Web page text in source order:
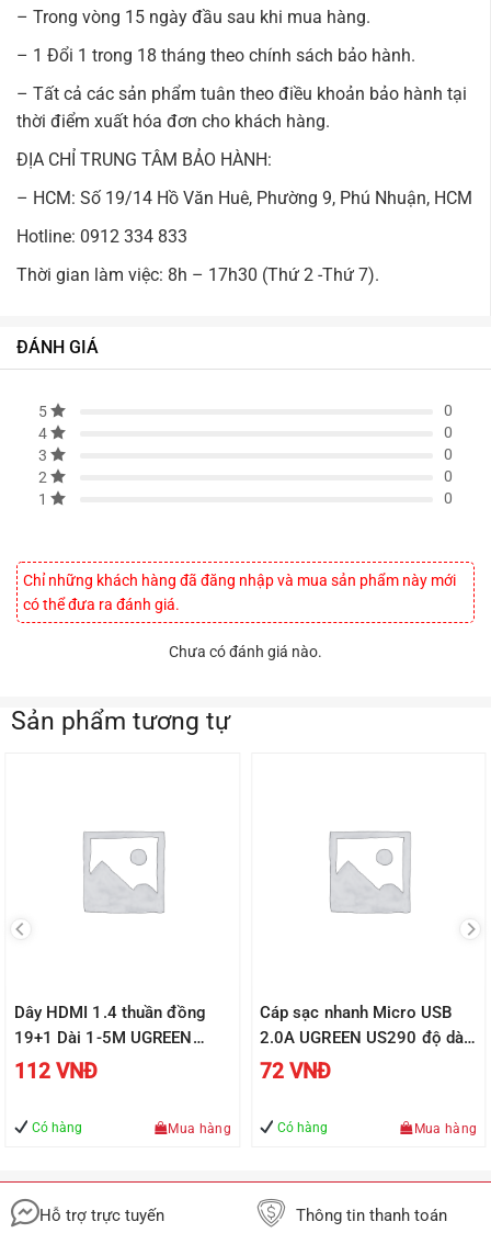
– Trong vòng 15 ngày đầu sau khi mua hàng.
– 1 Đổi 1 trong 18 tháng theo chính sách bảo hành.
– Tất cả các sản phẩm tuân theo điều khoản bảo hành tại
thời điểm xuất hóa đơn cho khách hàng.
ĐỊA CHỈ TRUNG TÂM BẢO HÀNH:
– HCM: Số 19/14 Hồ Văn Huê, Phường 9, Phú Nhuận, HCM
Hotline: 0912 334 833
Thời gian làm việc: 8h – 17h30 (Thứ 2 -Thứ 7).
ĐÁNH GIÁ
5
0
4
0
3
0
2
0
1
0
Chỉ những khách hàng đã đăng nhập và mua sản phẩm này mới
có thể đưa ra đánh giá.
Chưa có đánh giá nào.
Sản phẩm tương tự
Dây HDMI 1.4 thuần đồng
19+1 Dài 1-5M UGREEN
HD104
112 VNĐ
Có hàng Mua hàng
Cáp sạc nhanh Micro USB
2.0A UGREEN US290 độ dài
từ 0.25m đến 2m, vỏ sợi bện
72 VNĐ
Có hàng Mua hàng
Hỗ trợ trực tuyến Thông tin thanh toán